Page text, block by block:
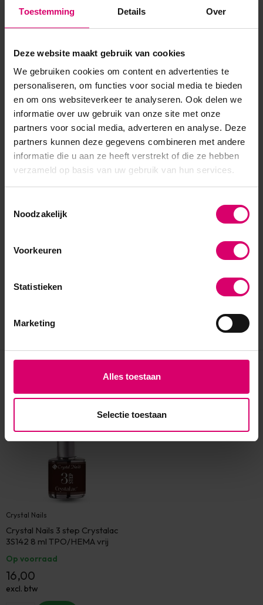
Toestemming Details Over
Deze website maakt gebruik van cookies
We gebruiken cookies om content en advertenties te
personaliseren, om functies voor social media te bieden
en om ons websiteverkeer te analyseren. Ook delen we
informatie over uw gebruik van onze site met onze
partners voor social media, adverteren en analyse. Deze
partners kunnen deze gegevens combineren met andere
informatie die u aan ze heeft verstrekt of die ze hebben
verzameld op basis van uw gebruik van hun services.
Noodzakelijk
Voorkeuren
Statistieken
Marketing
Alles toestaan
Selectie toestaan
Toon meer
Product specificaties
Artikelnummer 43384
SKU 582537
Crystal Nails
Crystal Nails 3 step Crystalac
3S142 8 ml TPO/HEMA vrij
Op voorraad
16,00
excl. btw